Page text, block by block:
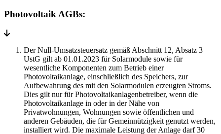
Photovoltaik AGBs:
Der Null-Umsatzsteuersatz gemäß Abschnitt 12, Absatz 3
UstG gilt ab 01.01.2023 für Solarmodule sowie für
wesentliche Komponenten zum Betrieb einer
Photovoltaikanlage, einschließlich des Speichers, zur
Aufbewahrung des mit den Solarmodulen erzeugten Stroms.
Dies gilt nur für Photovoltaikanlagenbetreiber, wenn die
Photovoltaikanlage in oder in der Nähe von
Privatwohnungen, Wohnungen sowie öffentlichen und
anderen Gebäuden, die für Gemeinnützigkeit genutzt werden,
installiert wird. Die maximale Leistung der Anlage darf 30